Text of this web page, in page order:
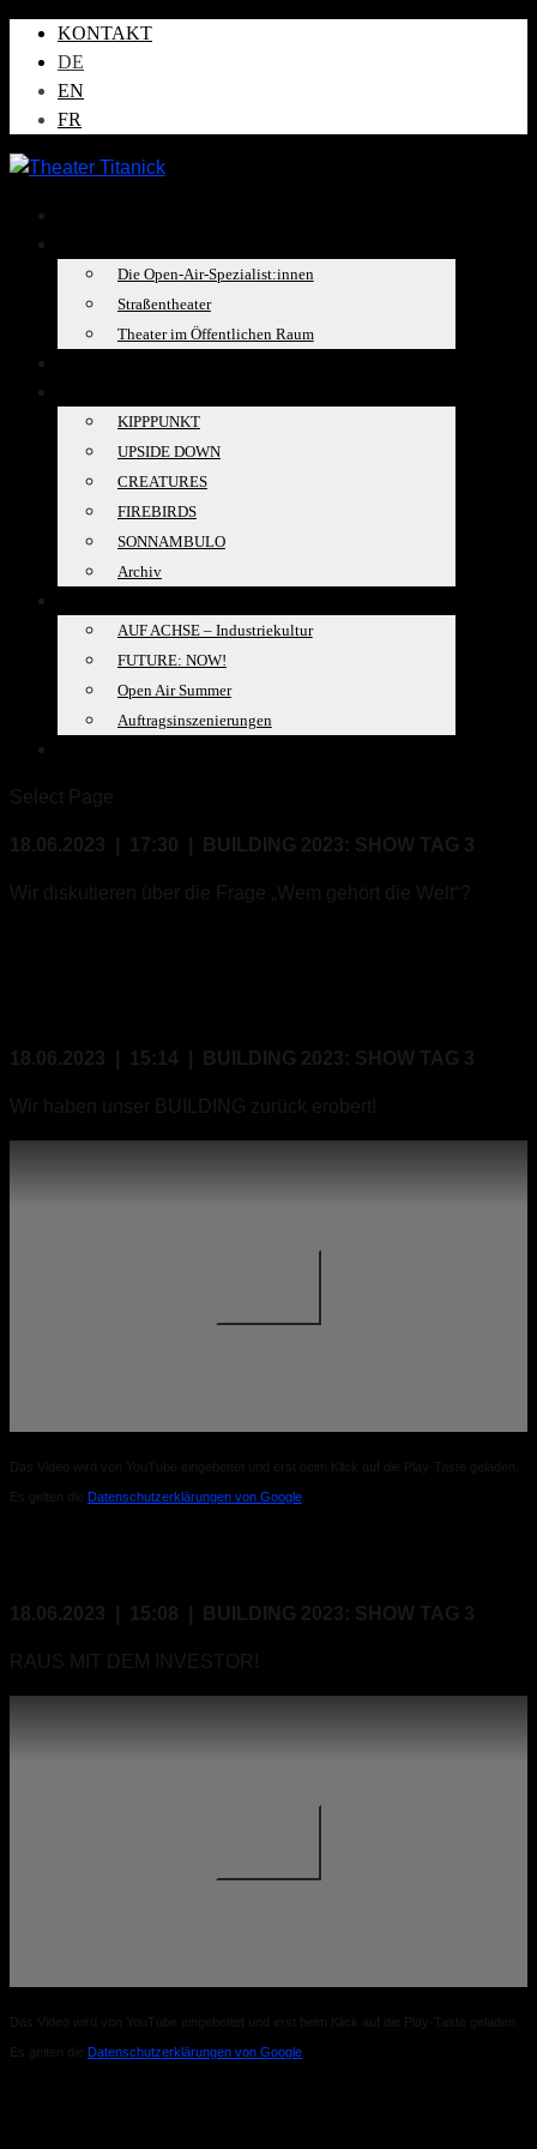
KONTAKT
DE
EN
FR
Die Open-Air-Spezialist:innen
Straßentheater
Theater im Öffentlichen Raum
KIPPPUNKT
UPSIDE DOWN
CREATURES
FIREBIRDS
SONNAMBULO
Archiv
AUF ACHSE – Industriekultur
FUTURE: NOW!
Open Air Summer
Auftragsinszenierungen
Select Page
18.06.2023 | 17:30 | BUILDING 2023: SHOW TAG 3
Wir diskutieren über die Frage „Wem gehört die Welt“?
18.06.2023 | 15:14 | BUILDING 2023: SHOW TAG 3
Wir haben unser BUILDING zurück erobert!
Das Video wird von YouTube eingebettet und erst beim Klick auf die Play-Taste geladen.
Es gelten die Datenschutzerklärungen von Google
18.06.2023 | 15:08 | BUILDING 2023: SHOW TAG 3
RAUS MIT DEM INVESTOR!
Das Video wird von YouTube eingebettet und erst beim Klick auf die Play-Taste geladen.
Es gelten die Datenschutzerklärungen von Google